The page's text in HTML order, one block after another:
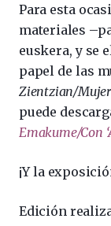
Para esta
materiales
euskera, y se
papel de las
Zientzian/
puede
Emakume/Con
¡Y la
Edición